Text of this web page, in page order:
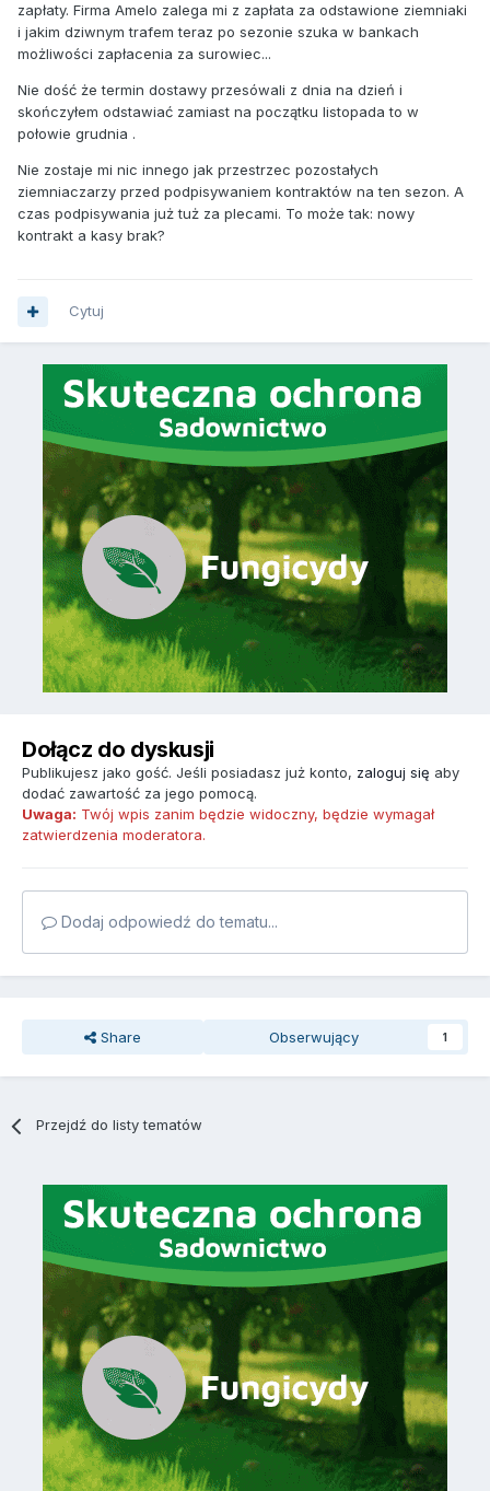
zapłaty. Firma Amelo zalega mi z zapłata za odstawione ziemniaki
i jakim dziwnym trafem teraz po sezonie szuka w bankach
możliwości zapłacenia za surowiec...
Nie dość że termin dostawy przesówali z dnia na dzień i
skończyłem odstawiać zamiast na początku listopada to w
połowie grudnia .
Nie zostaje mi nic innego jak przestrzec pozostałych
ziemniaczarzy przed podpisywaniem kontraktów na ten sezon. A
czas podpisywania już tuż za plecami. To może tak: nowy
kontrakt a kasy brak?
Cytuj
Dołącz do dyskusji
Publikujesz jako gość. Jeśli posiadasz już konto, zaloguj się aby
dodać zawartość za jego pomocą.
Uwaga: Twój wpis zanim będzie widoczny, będzie wymagał
zatwierdzenia moderatora.
Dodaj odpowiedź do tematu...
Share Obserwujący 1
Przejdź do listy tematów